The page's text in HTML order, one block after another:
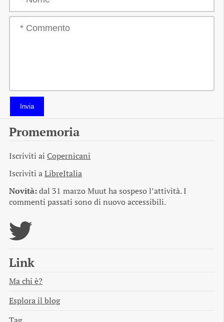
Invia
Promemoria
Iscriviti ai Copernicani
Iscriviti aLibreItalia
Novità:dal 31 marzo Muut ha sospeso l’attività. I
commenti passati sono di nuovo accessibili.
Link
Ma chi è?
Esplora il blog